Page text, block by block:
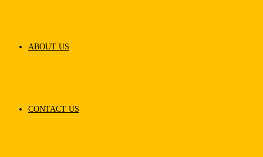
ABOUT US
CONTACT US